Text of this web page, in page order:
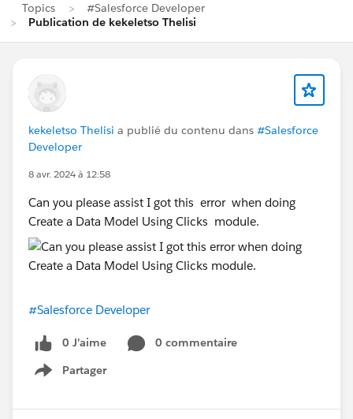
Topics
#Salesforce Developer
Publication de kekeletso Thelisi
kekeletso Thelisi a publié du contenu dans #Salesforce
Developer
8 avr. 2024 à 12:58
Can you please assist I got this error when doing
Create a Data Model Using Clicks module.
#Salesforce Developer
0 J’aime
0 commentaire
Partager
Show menu